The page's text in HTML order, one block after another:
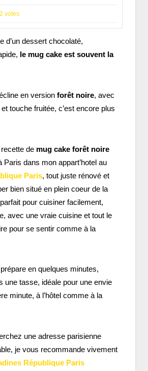
2 votes
d’un dessert chocolaté,
le mug cake est souvent la
en version forêt noire, avec
touche fruitée, c’est encore plus
de mug cake forêt noire
Paris dans mon appart’hotel au
Paris, tout juste rénové et
bien situé en plein coeur de la
pour cuisiner facilement,
avec une vraie cuisine et tout le
pour se sentir comme à la
en quelques minutes,
une tasse, idéale pour une envie
minute, à l’hôtel comme à la
une adresse parisienne
je vous recommande vivement
République Paris